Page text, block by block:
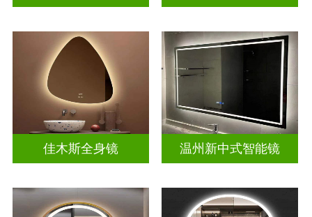
佳木斯全身镜 温州新中式智能镜